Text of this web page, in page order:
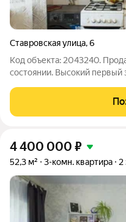
Ставровская улица,6
Код объекта: 2043240.
состоянии. Высокий первый
инфраструктура, детский
общественного транспорта,
4 400 000 ₽
52,3 м² 3-комн. квартира 2